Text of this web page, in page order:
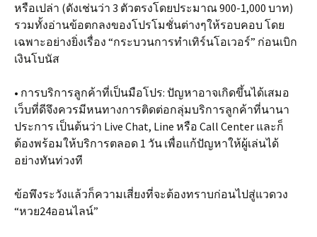
หรือเปล่า (ดังเช่นว่า 3 ตัวตรงโดยประมาณ 900-1,000 บาท)
รวมทั้งอ่านข้อตกลงของโปรโมชั่นต่างๆให้รอบคอบ โดย
เฉพาะอย่างยิ่งเรื่อง “กระบวนการทำเทิร์นโอเวอร์” ก่อนเบิก
เงินโบนัส
• การบริการลูกค้าที่เป็นมือโปร: ปัญหาอาจเกิดขึ้นได้เสมอ
เว็บที่ดีจึงควรมีหนทางการติดต่อกลุ่มบริการลูกค้าที่นานา
ประการ เป็นต้นว่า Live Chat, Line หรือ Call Center และก็
ต้องพร้อมให้บริการตลอด 1 วัน เพื่อแก้ปัญหาให้ผู้เล่นได้
อย่างทันท่วงที
ข้อพึงระวังแล้วก็ความเสี่ยงที่จะต้องทราบก่อนไปสู่แวดวง
“หวย24ออนไลน์”